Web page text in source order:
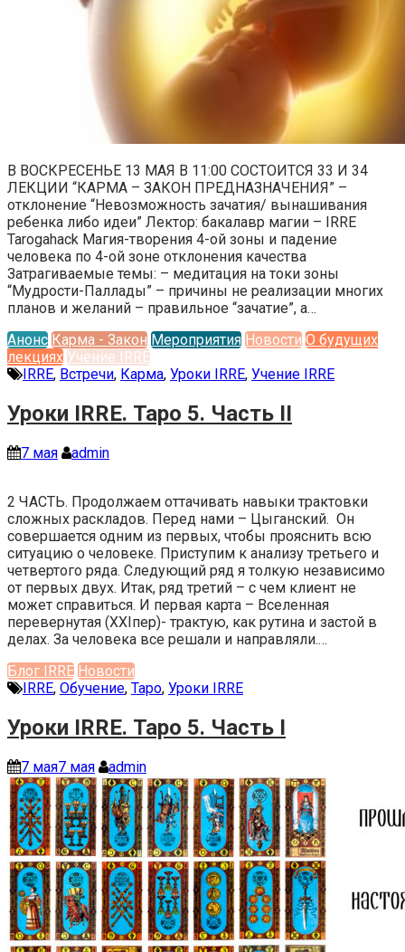
В ВОСКРЕСЕНЬЕ 13 МАЯ В 11:00 СОСТОИТСЯ 33 И 34
ЛЕКЦИИ “КАРМА – ЗАКОН ПРЕДНАЗНАЧЕНИЯ” –
отклонение “Невозможность зачатия/ вынашивания
ребенка либо идеи” Лектор: бакалавр магии – IRRE
Tarogahack Магия-творения 4-ой зоны и падение
человека по 4-ой зоне отклонения качества
Затрагиваемые темы: – медитация на токи зоны
“Мудрости-Паллады” – причины не реализации многих
планов и желаний – правильное “зачатие”, а…
Анонс Карма - Закон Мероприятия Новости О будущих
лекциях Учение IRRE
IRRE, Встречи, Карма, Уроки IRRE, Учение IRRE
Уроки IRRE. Таро 5. Часть II
7 мая admin
2 ЧАСТЬ. Продолжаем оттачивать навыки трактовки
сложных раскладов. Перед нами – Цыганский. Он
совершается одним из первых, чтобы прояснить всю
ситуацию о человеке. Приступим к анализу третьего и
четвертого ряда. Следующий ряд я толкую независимо
от первых двух. Итак, ряд третий – с чем клиент не
может справиться. И первая карта – Вселенная
перевернутая (XXIпер)- трактую, как рутина и застой в
делах. За человека все решали и направляли.…
Блог IRRE Новости
IRRE, Обучение, Таро, Уроки IRRE
Уроки IRRE. Таро 5. Часть I
7 мая7 мая admin